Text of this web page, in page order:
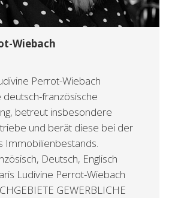
Wiebach
Perrot-Wiebach
französische
betreut insbesondere
und berät diese bei der
Immobilienbestands.
Deutsch, Englisch
Ludivine Perrot-Wiebach
GEWERBLICHE